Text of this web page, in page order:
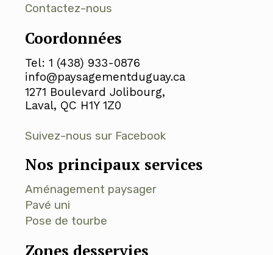
Contactez-nous
Coordonnées
Tel: 1 (438) 933-0876
info@paysagementduguay.ca
1271 Boulevard Jolibourg,
Laval, QC H1Y 1Z0
Suivez-nous sur Facebook
Nos principaux services
Aménagement paysager
Pavé uni
Pose de tourbe
Zones desservies